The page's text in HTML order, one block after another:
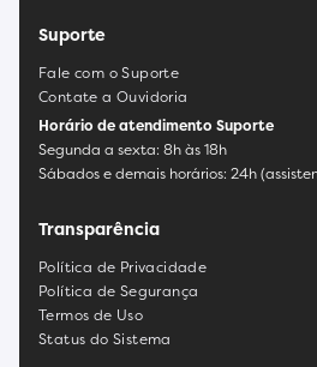
Suporte
Fale com o Suporte
Contate a Ouvidoria
Horário de atendimento Suporte
Segunda a sexta: 8h às 18h
Sábados e demais horários: 24h
Transparência
Política de Privacidade
Política de Segurança
Termos de Uso
Status do Sistema